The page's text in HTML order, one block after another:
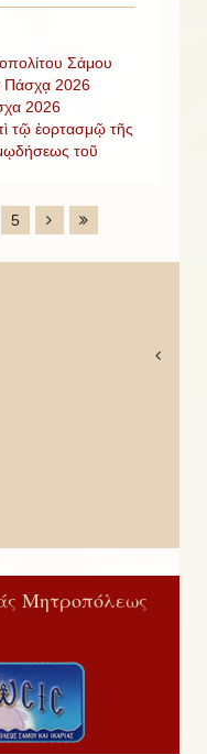
Σάμου
Πάσχᾳ 2026
2026
τῷ ἑορτασμῷ τῆς
τοῦ
5
Μητροπόλεως